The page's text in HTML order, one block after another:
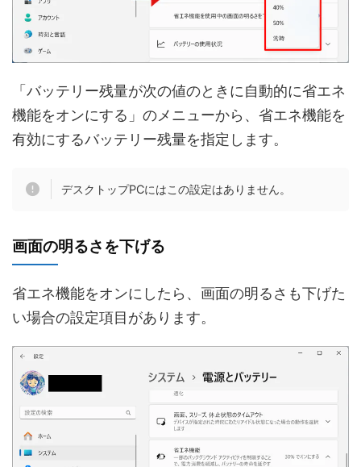
「バッテリー残量が次の値のときに自動的に省エネ
機能をオンにする」のメニューから、省エネ機能を
有効にするバッテリー残量を指定します。
デスクトップPCにはこの設定はありません。
画面の明るさを下げる
省エネ機能をオンにしたら、画面の明るさも下げた
い場合の設定項目があります。